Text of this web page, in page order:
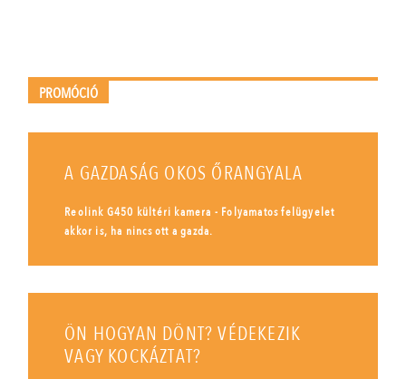
PROMÓCIÓ
A GAZDASÁG OKOS ŐRANGYALA
Reolink G450 kültéri kamera - Folyamatos felügyelet
akkor is, ha nincs ott a gazda.
ÖN HOGYAN DÖNT? VÉDEKEZIK
VAGY KOCKÁZTAT?